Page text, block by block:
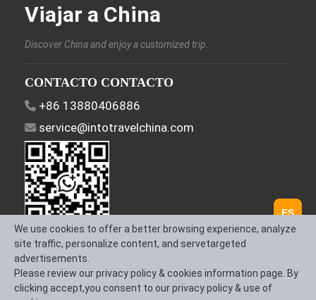
Viajar a China
Discover China and enjoy a customized trip.
CONTACTO CONTACTO
+86 13880406886
service@intotravelchina.com
Síguenos
ES
We use cookies to offer a better browsing experience, analyze
site traffic, personalize content, and servetargeted
advertisements.
Please review our privacy policy & cookies information page. By
clicking accept,you consent to our privacy policy & use of